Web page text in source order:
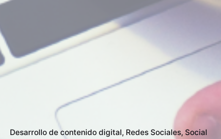
Desarrollo de contenido digital Redes Sociales Social